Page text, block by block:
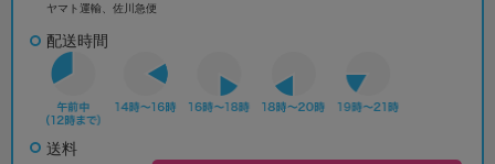
ヤマト運輸、佐川急便
配送時間
送料